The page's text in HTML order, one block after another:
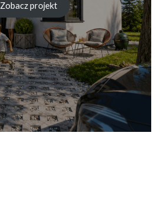
Zobacz projekt